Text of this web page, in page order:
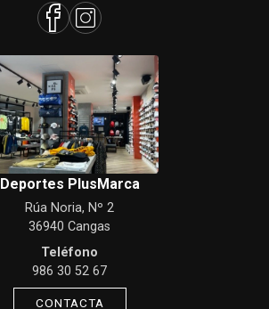
Deportes PlusMarca
Rúa Noria, Nº 2
36940 Cangas
Teléfono
986 30 52 67
CONTACTA